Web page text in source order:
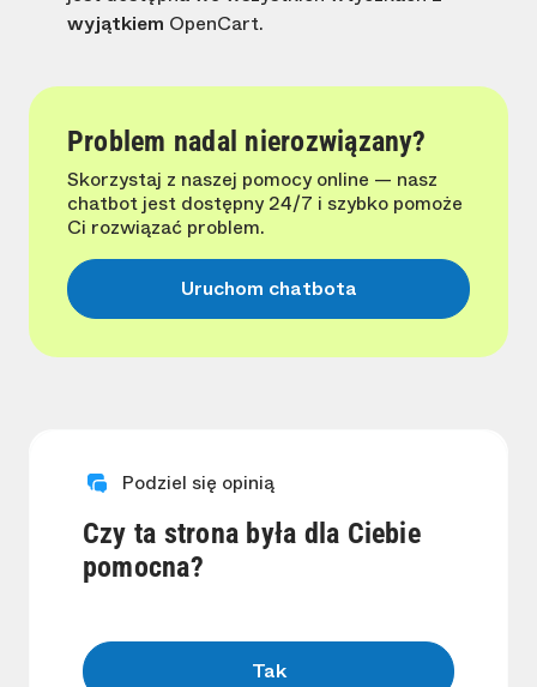
wyjątkiem OpenCart.
Problem nadal nierozwiązany?
Skorzystaj z naszej pomocy online — nasz
chatbot jest dostępny 24/7 i szybko pomoże
Ci rozwiązać problem.
Uruchom chatbota
Podziel się opinią
Czy ta strona była dla Ciebie
pomocna?
Tak